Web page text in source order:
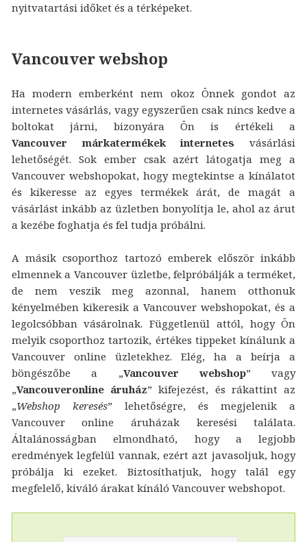
nyitvatartási időket és a térképeket.
Vancouver webshop
Ha modern emberként nem okoz Önnek gondot az
internetes vásárlás, vagy egyszerűen csak nincs kedve a
boltokat járni, bizonyára Ön is értékeli a
Vancouver márkatermékek internetes vásárlási
lehetőségét. Sok ember csak azért látogatja meg a
Vancouver webshopokat, hogy megtekintse a kínálatot
és kikeresse az egyes termékek árát, de magát a
vásárlást inkább az üzletben bonyolítja le, ahol az árut
a kezébe foghatja és fel tudja próbálni.
A másik csoporthoz tartozó emberek először inkább
elmennek a Vancouver üzletbe, felpróbálják a terméket,
de nem veszik meg azonnal, hanem otthonuk
kényelmében kikeresik a Vancouver webshopokat, és a
legolcsóbban vásárolnak. Függetlenül attól, hogy Ön
melyik csoporthoz tartozik, értékes tippeket kínálunk a
Vancouver online üzletekhez. Elég, ha a beírja a
böngészőbe a „Vancouver webshop” vagy
„Vancouveronline áruház” kifejezést, és rákattint az
„Webshop keresés” lehetőségre, és megjelenik a
Vancouver online áruházak keresési találata.
Általánosságban elmondható, hogy a legjobb
eredmények legfelül vannak, ezért azt javasoljuk, hogy
próbálja ki ezeket. Biztosíthatjuk, hogy talál egy
megfelelő, kiváló árakat kínáló Vancouver webshopot.